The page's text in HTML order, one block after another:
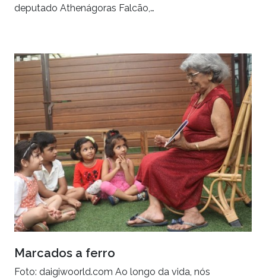
deputado Athenágoras Falcão,…
Marcados a ferro
Foto: daigiwoorld.com Ao longo da vida, nós